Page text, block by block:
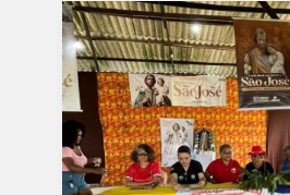
No
Amapá,
Mesa
Quilombola
discute
regularização
fundiária